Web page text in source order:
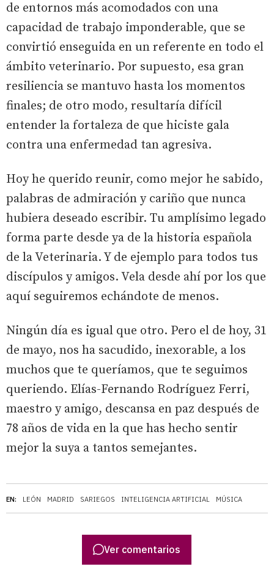
EN: LEÓN MADRID SARIEGOS INTELIGENCIA ARTIFICIAL MÚSICA
de entornos más acomodados con una
capacidad de trabajo imponderable, que se
convirtió enseguida en un referente en todo el
ámbito veterinario. Por supuesto, esa gran
resiliencia se mantuvo hasta los momentos
finales; de otro modo, resultaría difícil
entender la fortaleza de que hiciste gala
contra una enfermedad tan agresiva.
Hoy he querido reunir, como mejor he sabido,
palabras de admiración y cariño que nunca
hubiera deseado escribir. Tu amplísimo legado
forma parte desde ya de la historia española
de la Veterinaria. Y de ejemplo para todos tus
discípulos y amigos. Vela desde ahí por los que
aquí seguiremos echándote de menos.
Ningún día es igual que otro. Pero el de hoy, 31
de mayo, nos ha sacudido, inexorable, a los
muchos que te queríamos, que te seguimos
queriendo. Elías-Fernando Rodríguez Ferri,
maestro y amigo, descansa en paz después de
78 años de vida en la que has hecho sentir
mejor la suya a tantos semejantes.
Ver comentarios